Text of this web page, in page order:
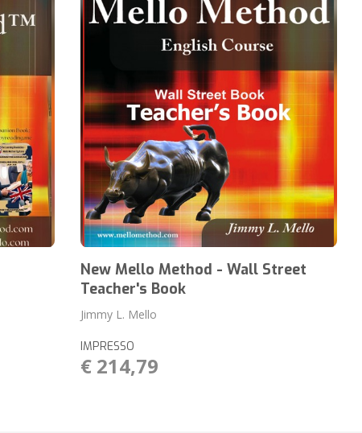
New Mello Method - Wall Street
Teacher's Book
Jimmy L. Mello
IMPRESSO
€ 214,79